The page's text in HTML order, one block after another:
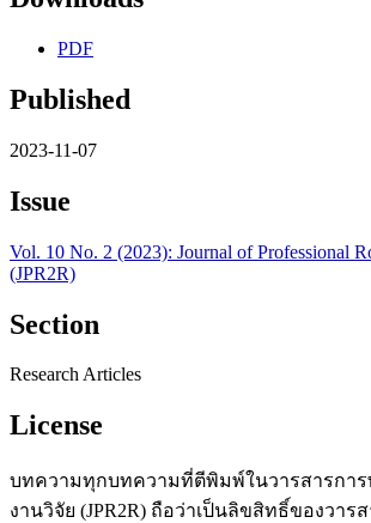
PDF
Published
2023-11-07
Issue
Vol. 10 No. 2 (2023): Journal of Professional
(JPR2R)
Section
Research Articles
License
บทความทุกบทความที่ตีพิมพ์ในวารสารกา
งานวิจัย (JPR2R) ถือว่าเป็นลิขสิทธิ์ของวา